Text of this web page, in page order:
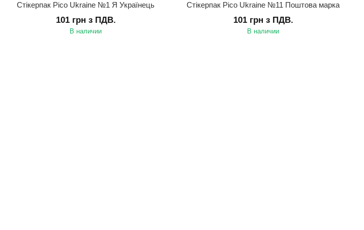
Стікерпак Pico Ukraine №1 Я Українець
101 грн з ПДВ.
В наличии
Стікерпак Pico Ukraine №11 Поштова марка
101 грн з ПДВ.
В наличии